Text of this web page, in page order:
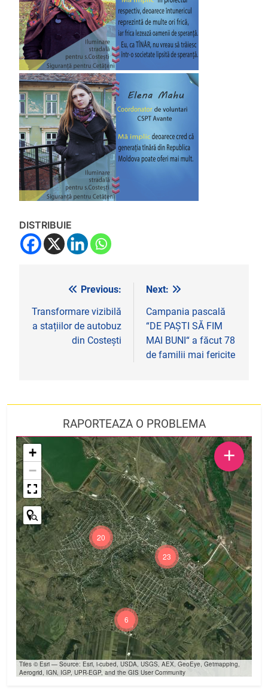
DISTRIBUIE
Navigare
în
articole
Previous:
Transformare vizibilă
a stațiilor de autobuz
din Costești
Next:
Campania pascală
“DE PAȘTI SĂ FIM
MAI BUNI“ a făcut 78
de familii mai fericite
RAPORTEAZA O PROBLEMA
23
20
6
+
−
Tiles © Esri — Source: Esri, i-cubed, USDA, USGS, AEX, GeoEye, Getmapping,
Aerogrid, IGN, IGP, UPR-EGP, and the GIS User Community
+